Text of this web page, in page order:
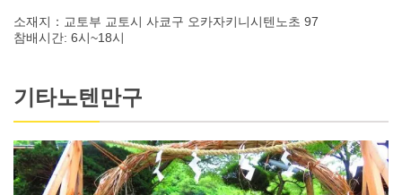
소재지：교토부 교토시 사쿄구 오카자키니시텐노초 97
참배시간: 6시~18시
기타노텐만구